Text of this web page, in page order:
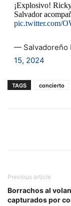
¡Explosivo!
Salvador
pic.twitter.com/
— Salvadoreño
15, 2024
TAGS concierto
Previous article
Borrachos al
capturados por